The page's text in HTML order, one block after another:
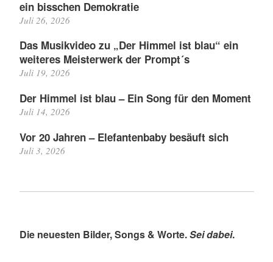
ein bisschen Demokratie
Juli 26, 2026
Das Musikvideo zu „Der Himmel ist blau“ ein
weiteres Meisterwerk der Prompt´s
Juli 19, 2026
Der Himmel ist blau – Ein Song für den Moment
Juli 14, 2026
Vor 20 Jahren – Elefantenbaby besäuft sich
Juli 3, 2026
Die neuesten Bilder, Songs & Worte.Sei dabei.